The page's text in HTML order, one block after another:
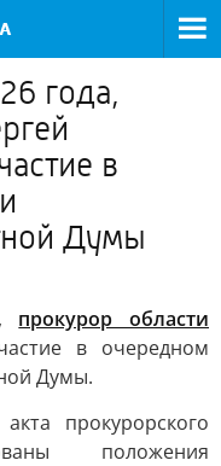
года,
в
Думы
прокурор области
в очередном
Думы.
прокурорского
положения